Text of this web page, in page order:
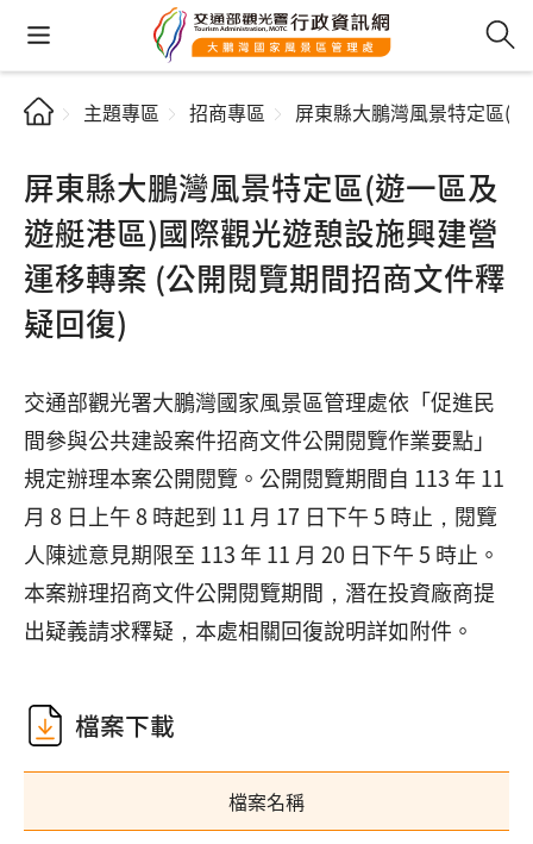
主題專區 招商專區 屏東縣大鵬灣風景特定區(
屏東縣大鵬灣風景特定區(遊一區及
遊艇港區)國際觀光遊憩設施興建營
運移轉案 (公開閱覽期間招商文件釋
疑回復)
交通部觀光署大鵬灣國家風景區管理處依「促進民
間參與公共建設案件招商文件公開閱覽作業要點」
規定辦理本案公開閱覽。公開閱覽期間自 113 年 11
月 8 日上午 8 時起到 11 月 17 日下午 5 時止，閱覽
人陳述意見期限至 113 年 11 月 20 日下午 5 時止。
本案辦理招商文件公開閱覽期間，潛在投資廠商提
出疑義請求釋疑，本處相關回復說明詳如附件。
檔案下載
檔案名稱